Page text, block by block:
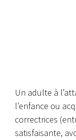
Un adulte à
l’enfance ou
correctrices
satisfaisante,